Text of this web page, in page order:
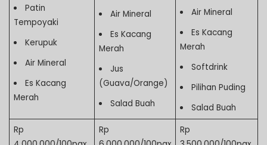
Patin
Tempoyaki
Kerupuk
Air Mineral
Es Kacang
Merah
Air Mineral
Es Kacang
Merah
Jus
(Guava/Orange)
Salad Buah
Air Mineral
Es Kacang
Merah
Softdrink
Pilihan Puding
Salad Buah
Rp
Rp
Rp